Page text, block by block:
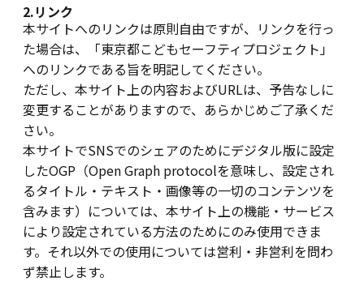
2.リンク
本サイトへのリンクは原則自由ですが、リンクを行っ
た場合は、「東京都こどもセーフティプロジェクト」
へのリンクである旨を明記してください。
ただし、本サイト上の内容およびURLは、予告なしに
変更することがありますので、あらかじめご了承くだ
さい。
本サイトでSNSでのシェアのためにデジタル版に設定
したOGP（Open Graph protocolを意味し、設定され
るタイトル・テキスト・画像等の一切のコンテンツを
含みます）については、本サイト上の機能・サービス
により設定されている方法のためにのみ使用できま
す。それ以外での使用については営利・非営利を問わ
ず禁止します。